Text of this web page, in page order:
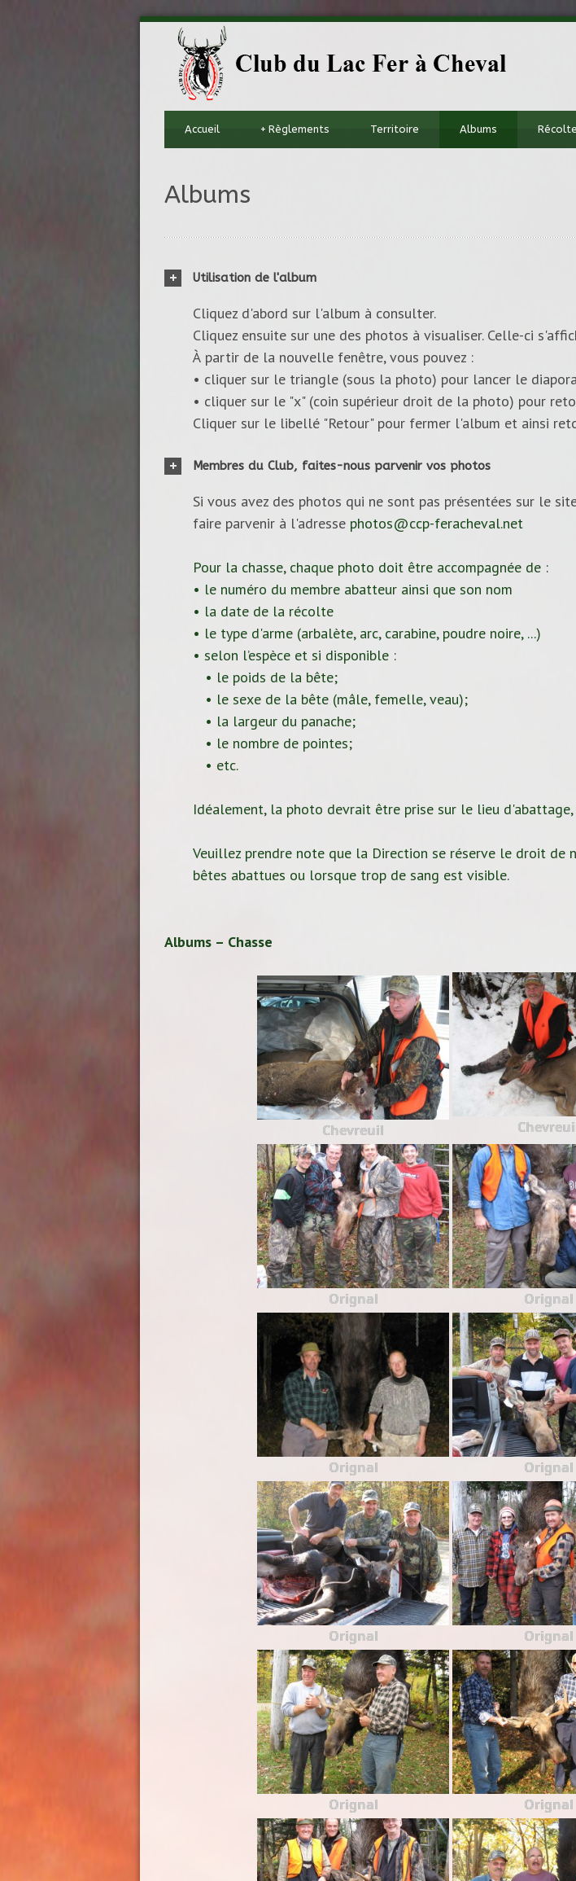
Accueil Règlements
+ Territoire Albums
Albums
Utilisation de l'album
Cliquez d'abord sur l'album à consulter.
Cliquez ensuite sur une des photos à visualiser. Celle-ci
À partir de la nouvelle fenêtre, vous pouvez :
• cliquer sur le triangle (sous la photo) pour lancer le
• cliquer sur le "x" (coin supérieur droit de la photo) pour
Cliquer sur le libellé "Retour" pour fermer l'album et ainsi
Membres du Club, faites-nous parvenir vos photos
Si vous avez des photos qui ne sont pas présentées sur le
faire parvenir à l'adresse photos@ccp-feracheval.net
Pour la chasse, chaque photo doit être accompagnée de :
• le numéro du membre abatteur ainsi que son nom
• la date de la récolte
• le type d'arme (arbalète, arc, carabine, poudre noire, ...)
• selon l’espèce et si disponible :
• le poids de la bête;
• le sexe de la bête (mâle, femelle, veau);
• la largeur du panache;
• le nombre de pointes;
• etc.
Idéalement, la photo devrait être prise sur le lieu
Veuillez prendre note que la Direction se réserve le droit de
bêtes abattues ou lorsque trop de sang est visible.
Albums – Chasse
Chevreuil
Orignal Orignal
Orignal Orignal
Orignal Orignal
Orignal Orignal